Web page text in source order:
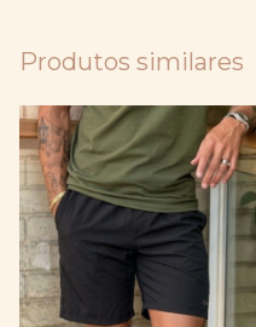
Produtos similares